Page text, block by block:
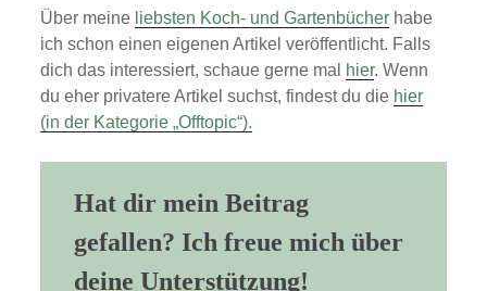
Über meine liebsten Koch- und Gartenbücher habe
ich schon einen eigenen Artikel veröffentlicht. Falls
dich das interessiert, schaue gerne mal hier. Wenn
du eher privatere Artikel suchst, findest du die hier
(in der Kategorie „Offtopic“).
Hat dir mein Beitrag
gefallen? Ich freue mich über
deine Unterstützung!